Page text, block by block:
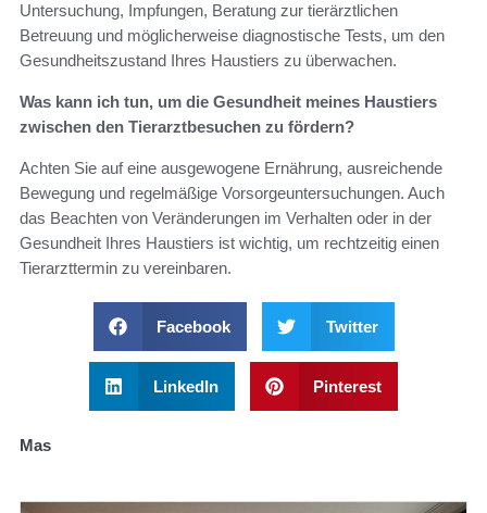
Untersuchung, Impfungen, Beratung zur tierärztlichen
Betreuung und möglicherweise diagnostische Tests, um den
Gesundheitszustand Ihres Haustiers zu überwachen.
Was kann ich tun, um die Gesundheit meines Haustiers
zwischen den Tierarztbesuchen zu fördern?
Achten Sie auf eine ausgewogene Ernährung, ausreichende
Bewegung und regelmäßige Vorsorgeuntersuchungen. Auch
das Beachten von Veränderungen im Verhalten oder in der
Gesundheit Ihres Haustiers ist wichtig, um rechtzeitig einen
Tierarzttermin zu vereinbaren.
Facebook Twitter
LinkedIn Pinterest
Mas